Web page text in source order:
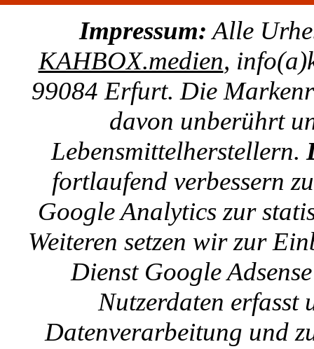
Impressum: Alle
KAHBOX.medien,
99084 Erfurt. Die
davon unberührt
Lebensmittelherstellern.
fortlaufend verbessern
Google Analytics zur
Weiteren setzen wir zur
Dienst Google
Nutzerdaten erfasst
Datenverarbeitung und